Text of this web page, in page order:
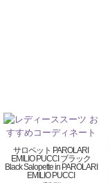
サロペット PAROLARI
EMILIO PUCCI ブラック
Black Salopette in PAROLARI
EMILIO PUCCI